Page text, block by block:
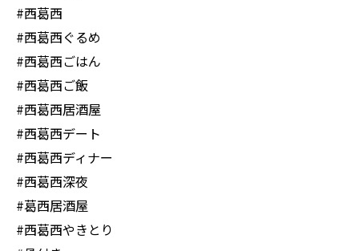
#西葛西
#西葛西ぐるめ
#西葛西ごはん
#西葛西ご飯
#西葛西居酒屋
#西葛西デート
#西葛西ディナー
#西葛西深夜
#葛西居酒屋
#西葛西やきとり